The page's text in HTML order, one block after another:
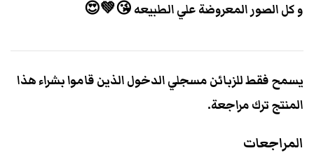
و كل الصور المعروضة علي الطبيعه 😘💚😍
المراجعات
يسمح فقط للزبائن مسجلي الدخول الذين قاموا بشراء هذا
المنتج ترك مراجعة.